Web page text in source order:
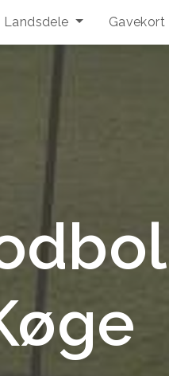
Landsdele Gavekort